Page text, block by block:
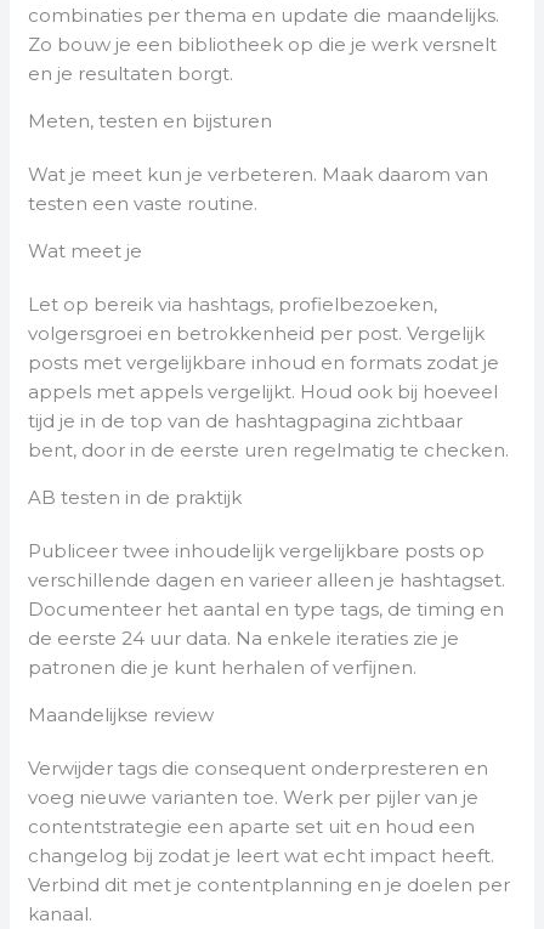
combinaties per thema en update die maandelijks.
Zo bouw je een bibliotheek op die je werk versnelt
en je resultaten borgt.
Meten, testen en bijsturen
Wat je meet kun je verbeteren. Maak daarom van
testen een vaste routine.
Wat meet je
Let op bereik via hashtags, profielbezoeken,
volgersgroei en betrokkenheid per post. Vergelijk
posts met vergelijkbare inhoud en formats zodat je
appels met appels vergelijkt. Houd ook bij hoeveel
tijd je in de top van de hashtagpagina zichtbaar
bent, door in de eerste uren regelmatig te checken.
AB testen in de praktijk
Publiceer twee inhoudelijk vergelijkbare posts op
verschillende dagen en varieer alleen je hashtagset.
Documenteer het aantal en type tags, de timing en
de eerste 24 uur data. Na enkele iteraties zie je
patronen die je kunt herhalen of verfijnen.
Maandelijkse review
Verwijder tags die consequent onderpresteren en
voeg nieuwe varianten toe. Werk per pijler van je
contentstrategie een aparte set uit en houd een
changelog bij zodat je leert wat echt impact heeft.
Verbind dit met je contentplanning en je doelen per
kanaal.